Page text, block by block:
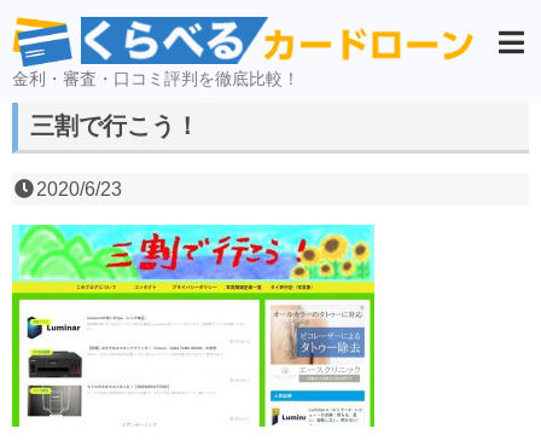
金利・審査・口コミ評判を徹底比較！
三割で行こう！
2020/6/23